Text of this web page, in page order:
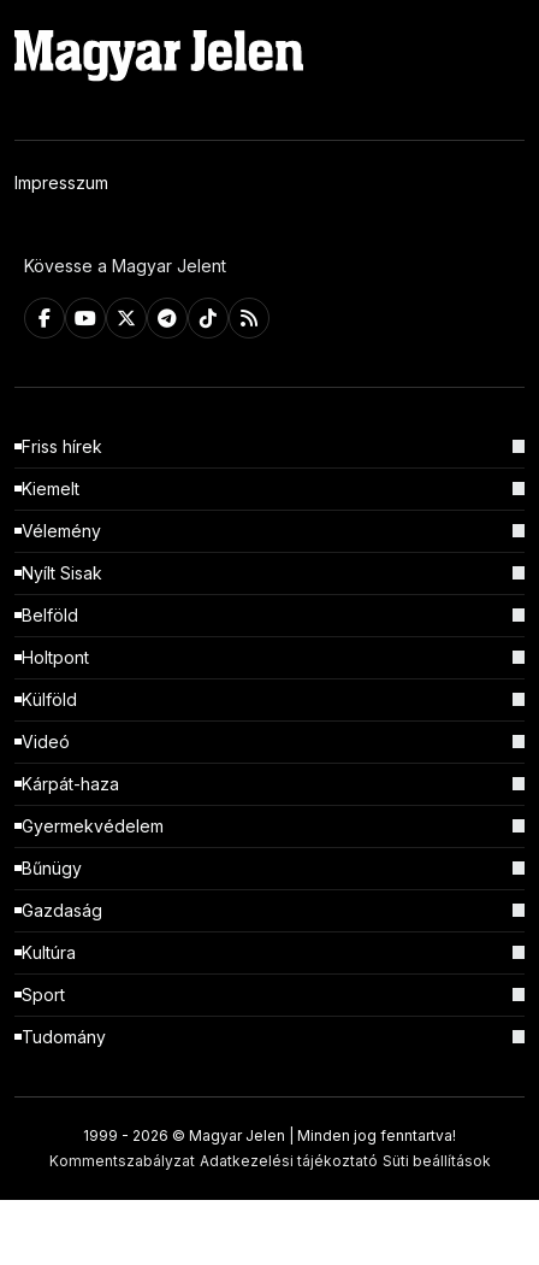
Impresszum
Kövesse a Magyar Jelent
Friss hírek
Kiemelt
Vélemény
Nyílt Sisak
Belföld
Holtpont
Külföld
Videó
Kárpát-haza
Gyermekvédelem
Bűnügy
Gazdaság
Kultúra
Sport
Tudomány
1999 - 2026 © Magyar Jelen | Minden jog fenntartva!
Kommentszabályzat Adatkezelési tájékoztató Süti beállítások